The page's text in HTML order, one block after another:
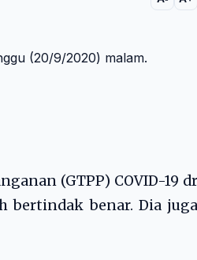
(GTPP) COVID-19 dr
bertindak benar. Dia juga